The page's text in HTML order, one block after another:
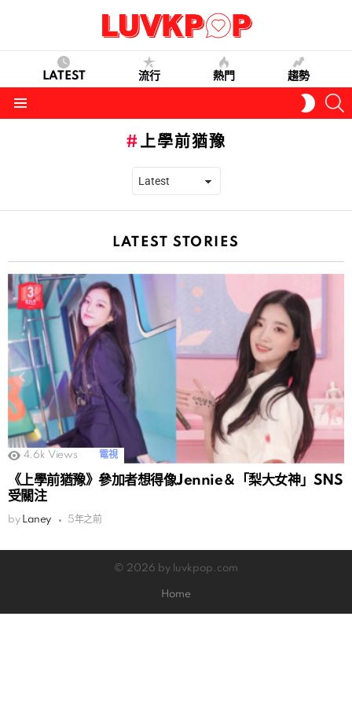
LATEST 流行 熱門 趨勢
SKIN
上學前猶豫
LATEST STORIES
4.6k Views 電視
《上學前猶豫》參加者想得像Jennie＆「梨大女神」SNS
受關注
by Laney 5年之前
© 2026 by luvkpop.com
Home